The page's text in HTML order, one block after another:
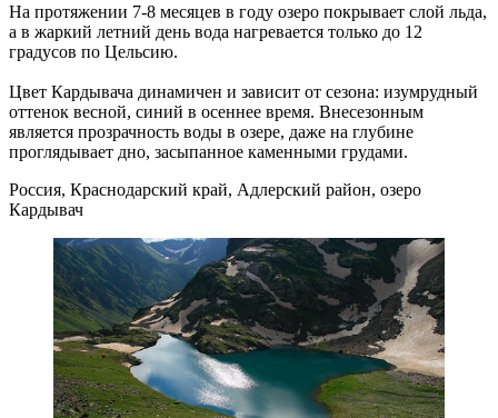
На протяжении 7-8 месяцев в году озеро покрывает слой льда,
а в жаркий летний день вода нагревается только до 12
градусов по Цельсию.
Цвет Кардывача динамичен и зависит от сезона: изумрудный
оттенок весной, синий в осеннее время. Внесезонным
является прозрачность воды в озере, даже на глубине
проглядывает дно, засыпанное каменными грудами.
Россия, Краснодарский край, Адлерский район, озеро
Кардывач